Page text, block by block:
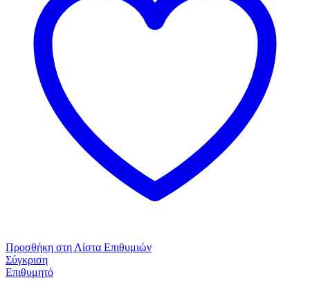
Προσθήκη στη Λίστα Επιθυμιών
Σύγκριση
Επιθυμητό